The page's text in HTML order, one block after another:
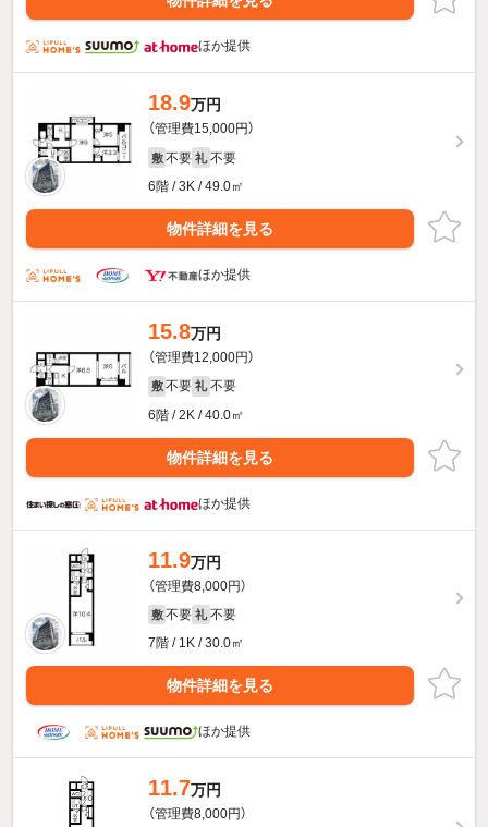
ほか提供
18.9万円
（管理費15,000円）
敷 不要 礼 不要
6階 / 3K / 49.0㎡
物件詳細を見る
ほか提供
15.8万円
（管理費12,000円）
敷 不要 礼 不要
6階 / 2K / 40.0㎡
物件詳細を見る
ほか提供
11.9万円
（管理費8,000円）
敷 不要 礼 不要
7階 / 1K / 30.0㎡
物件詳細を見る
ほか提供
11.7万円
（管理費8,000円）